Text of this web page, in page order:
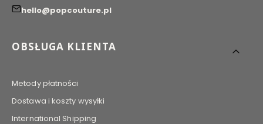
hello@popcouture.pl
Linki w stopce
OBSŁUGA KLIENTA
Metody płatności
Dostawa i koszty wysyłki
International Shipping